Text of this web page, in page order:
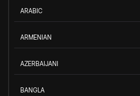
ARABIC
ARMENIAN
AZERBAIJANI
BANGLA